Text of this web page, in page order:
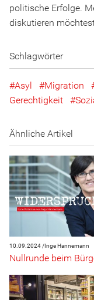
politische Erfolge.
diskutieren
Schlagwörter
Asyl Migration
Gerechtigkeit
Ähnliche Artikel
10.09.2024 /Inge Hannemann
Nullrunde beim